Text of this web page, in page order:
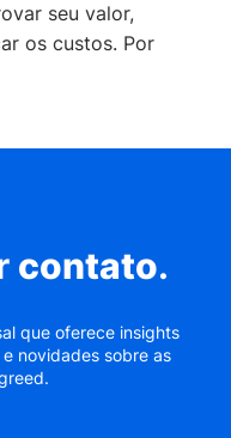
seu valor,
os custos. Por
contato.
que oferece insights
novidades sobre as